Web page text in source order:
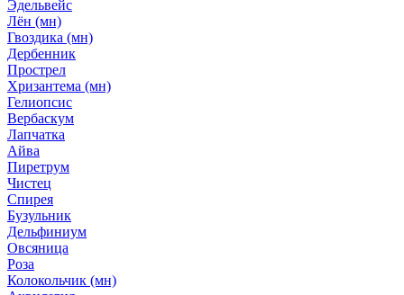
Эдельвейс
Лён (мн)
Гвоздика (мн)
Дербенник
Прострел
Хризантема (мн)
Гелиопсис
Вербаскум
Лапчатка
Айва
Пиретрум
Чистец
Спирея
Бузульник
Дельфиниум
Овсяница
Роза
Колокольчик (мн)